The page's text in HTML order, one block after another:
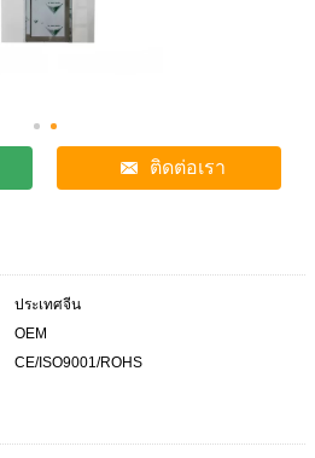
ติดต่อเรา
ประเทศจีน
OEM
CE/ISO9001/ROHS